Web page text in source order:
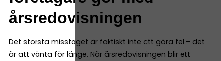
årsredovisningen
Det största misstaget är faktiskt inte att göra fel – det
är att vänta för länge. När årsredovisningen blir ett